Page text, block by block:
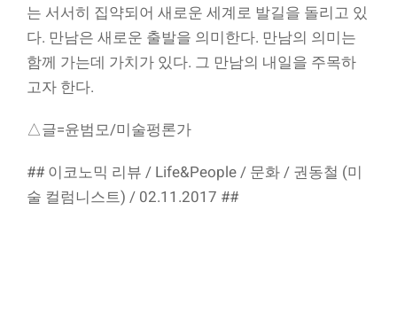
는 서서히 집약되어 새로운 세계로 발길을 돌리고 있
다. 만남은 새로운 출발을 의미한다. 만남의 의미는
함께 가는데 가치가 있다. 그 만남의 내일을 주목하
고자 한다.
△글=윤범모/미술펑론가
## 이코노믹 리뷰 / Life&People / 문화 / 권동철 (미
술 컬럼니스트) / 02.11.2017 ##